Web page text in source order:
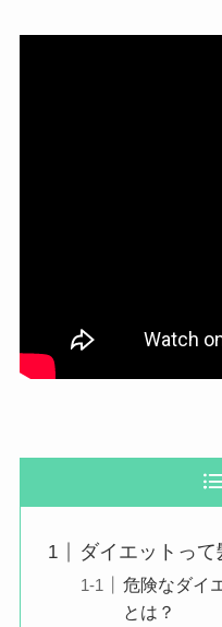
ダイエットっ
危険なダイ
とは？